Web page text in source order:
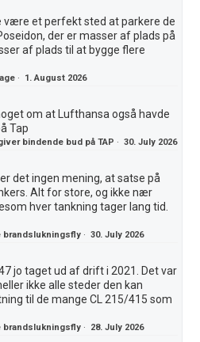
være et perfekt sted at parkere de
der er masser af plads på
af plads til at bygge flere
· 1. August 2026
om at Lufthansa også havde
Tap
bindende bud på TAP ·30. July 2026
det ingen mening, at satse på
Alt for store, og ikke nær
hver tankning tager lang tid.
brandslukningsfly ·30. July 2026
jo taget ud af drift i 2021. Det var
ikke alle steder den kan
til de mange CL 215/415 som
brandslukningsfly · 28. July 2026